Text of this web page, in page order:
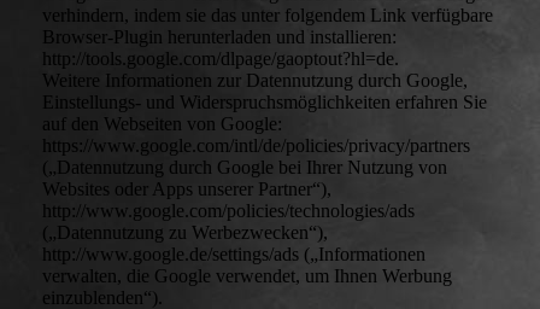
verhindern, indem sie das unter folgendem Link verfügbare
Browser-Plugin herunterladen und installieren:
http://tools.google.com/dlpage/gaoptout?hl=de.
Weitere Informationen zur Datennutzung durch Google,
Einstellungs- und Widerspruchsmöglichkeiten erfahren Sie
auf den Webseiten von Google:
https://www.google.com/intl/de/policies/privacy/partners
(„Datennutzung durch Google bei Ihrer Nutzung von
Websites oder Apps unserer Partner“),
http://www.google.com/policies/technologies/ads
(„Datennutzung zu Werbezwecken“),
http://www.google.de/settings/ads („Informationen
verwalten, die Google verwendet, um Ihnen Werbung
einzublenden“).